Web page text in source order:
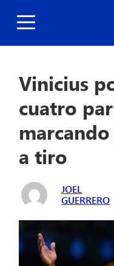
Vinicius
cuatro
a tiro
JOEL
GUERRERO